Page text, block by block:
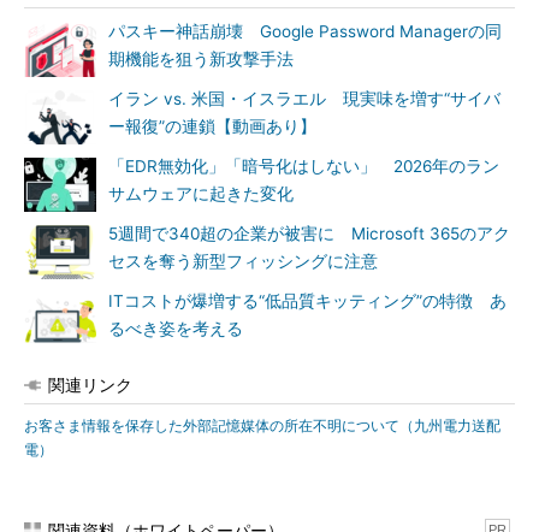
パスキー神話崩壊 Google Password Managerの同
期機能を狙う新攻撃手法
イラン vs. 米国・イスラエル 現実味を増す“サイバ
ー報復”の連鎖【動画あり】
「EDR無効化」「暗号化はしない」 2026年のラン
サムウェアに起きた変化
5週間で340超の企業が被害に Microsoft 365のアク
セスを奪う新型フィッシングに注意
ITコストが爆増する“低品質キッティング”の特徴 あ
るべき姿を考える
関連リンク
お客さま情報を保存した外部記憶媒体の所在不明について（九州電力送配
電）